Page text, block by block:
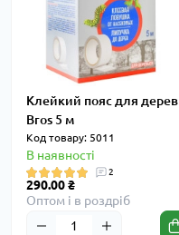
Клейкий пояс для дерев
Bros 5 м
Код товару: 5011
В наявності
2
290.00 ₴
Оптом і в роздріб